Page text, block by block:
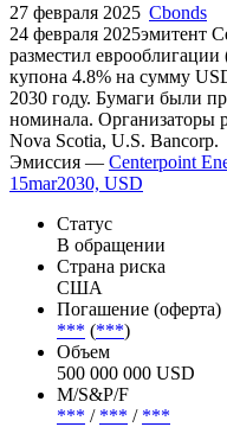
27 февраля 2025 Cbonds
24 февраля 2025эмитент
разместил
купона 4.8% на сумму
2030 году. Бумаги были
номинала. Организаторы
Nova Scotia, U.S. Bancorp.
Эмиссия — Centerpoint
15mar2030, USD
Статус
В обращении
Страна риска
США
Погашение (оферта)
*** (***)
Объем
500 000 000 USD
М/S&P/F
*** / *** / ***